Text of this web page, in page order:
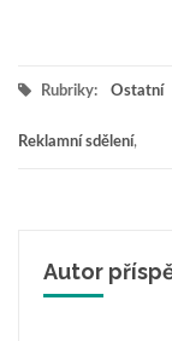
Rubriky: Ostatní
Reklamní sdělení,
Autor